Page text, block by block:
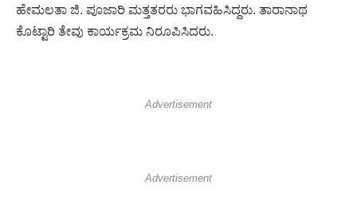
ಹೇಮಲತಾ ಜಿ. ಪೂಜಾರಿ ಮತ್ತತರರು ಭಾಗವಹಿಸಿದ್ದರು. ತಾರಾನಾಥ
ಕೊಟ್ಟಾರಿ ತೇವು ಕಾರ್ಯಕ್ರಮ ನಿರೂಪಿಸಿದರು.
Advertisement
Advertisement